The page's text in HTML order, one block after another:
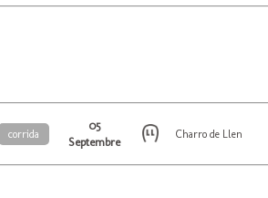
corrida
05
Septembre
Charro de Llen